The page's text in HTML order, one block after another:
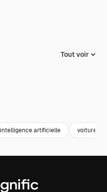
Tout voir
intelligence artificielle voiture